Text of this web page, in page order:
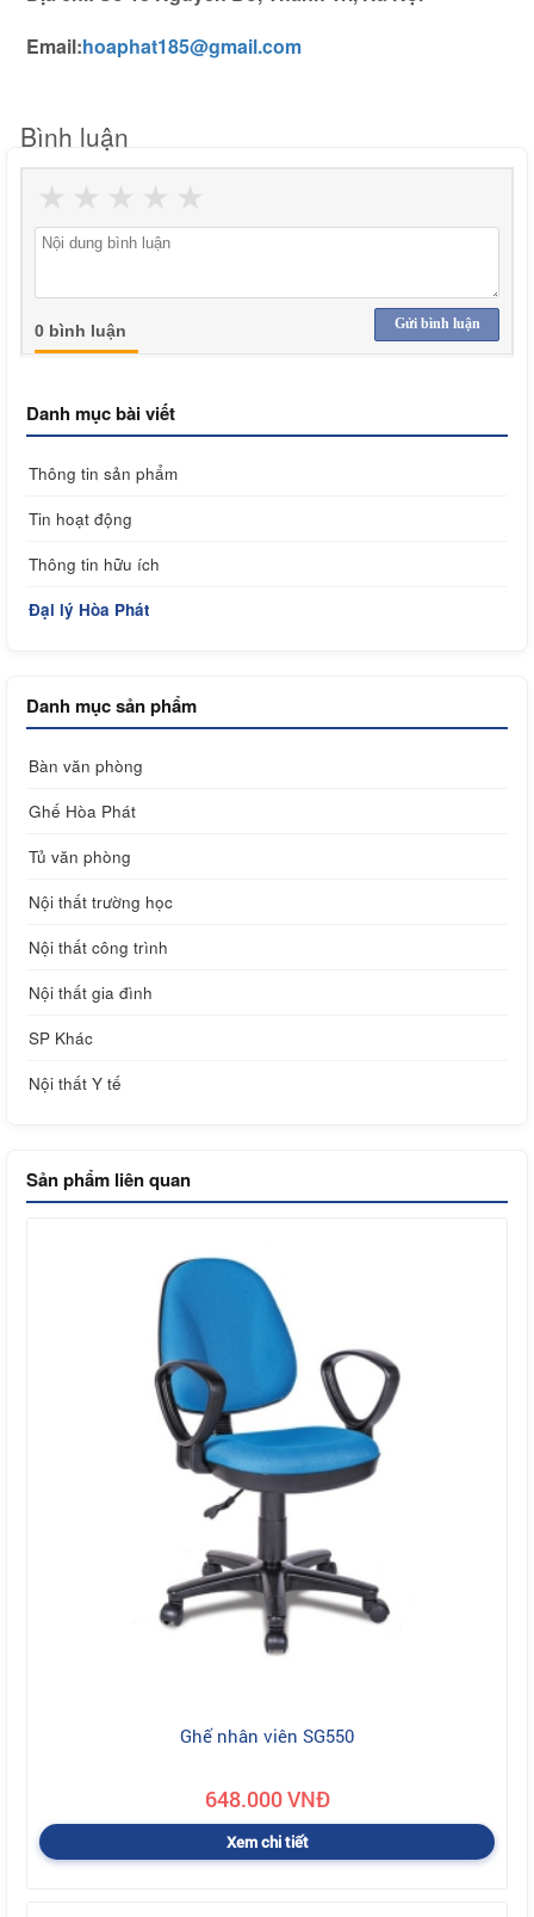
Email:hoaphat185@gmail.com
Bình luận
★
★
★
★
★
Gửi bình luận
0 bình luận
Danh mục bài viết
Thông tin sản phẩm
Tin hoạt động
Thông tin hữu ích
Đại lý Hòa Phát
Danh mục sản phẩm
Bàn văn phòng
Ghế Hòa Phát
Tủ văn phòng
Nội thất trường học
Nội thất công trình
Nội thất gia đình
SP Khác
Nội thất Y tế
Sản phẩm liên quan
Ghế nhân viên SG550
648.000 VNĐ
Xem chi tiết